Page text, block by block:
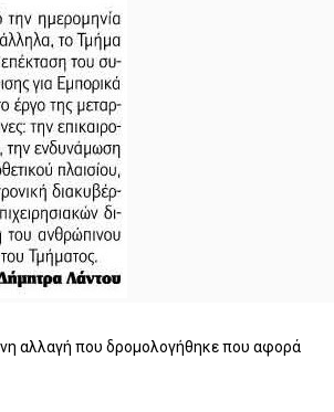
αλλαγή που δρομολογήθηκε που αφορά